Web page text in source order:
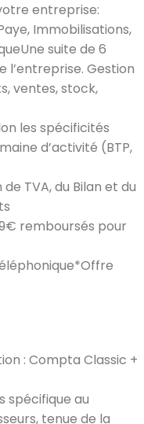
entreprise:
Immobilisations,
suite de 6
l’entreprise. Gestion
ventes, stock,
les spécificités
d’activité (BTP,
TVA, du Bilan et du
remboursés pour
: Compta Classic +
spécifique au
tenue de la